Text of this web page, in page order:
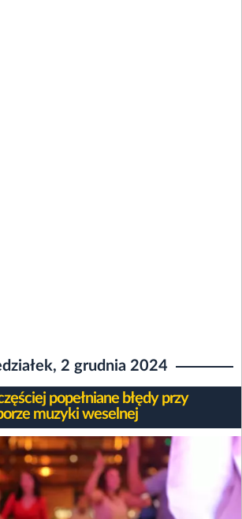
2 grudnia 2024
popełniane błędy przy
muzyki weselnej